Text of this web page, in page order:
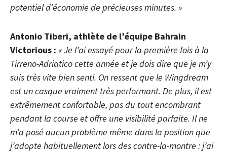
potentiel d’économie de précieuses minutes. »
Antonio Tiberi, athlète de l’équipe Bahrain
Victorious : « Je l’ai essayé pour la première fois à la
Tirreno-Adriatico cette année et je dois dire que je m’y
suis très vite bien senti. On ressent que le Wingdream
est un casque vraiment très performant. De plus, il est
extrêmement confortable, pas du tout encombrant
pendant la course et offre une visibilité parfaite. Il ne
m’a posé aucun problème même dans la position que
j’adopte habituellement lors des contre-la-montre : j’ai